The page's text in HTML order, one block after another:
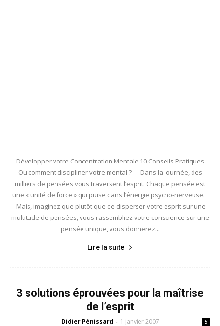
Développer votre Concentration Mentale 10 Conseils Pratiques
Ou comment discipliner votre mental ? Dans la journée, des
milliers de pensées vous traversent l’esprit. Chaque pensée est
une « unité de force » qui puise dans l’énergie psycho-nerveuse.
Mais, imaginez que plutôt que de disperser votre esprit sur une
multitude de pensées, vous rassembliez votre conscience sur une
pensée unique, vous donnerez...
Lire la suite
3 solutions éprouvées pour la maîtrise
de l’esprit
Didier Pénissard - 1 janvier 2007 5